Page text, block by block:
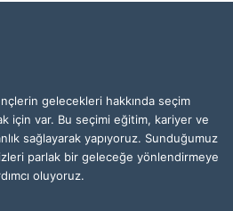
gelecekleri hakkında seçim
için var. Bu seçimi eğitim, kariyer ve
sağlayarak yapıyoruz. Sunduğumuz
parlak bir geleceğe yönlendirmeye
oluyoruz.